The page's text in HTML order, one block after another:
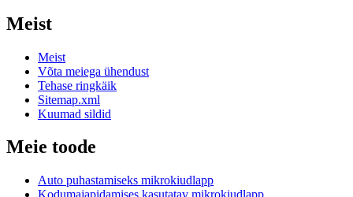
Meist
Meist
Võta meiega ühendust
Tehase ringkäik
Sitemap.xml
Kuumad sildid
Meie toode
Auto puhastamiseks mikrokiudlapp